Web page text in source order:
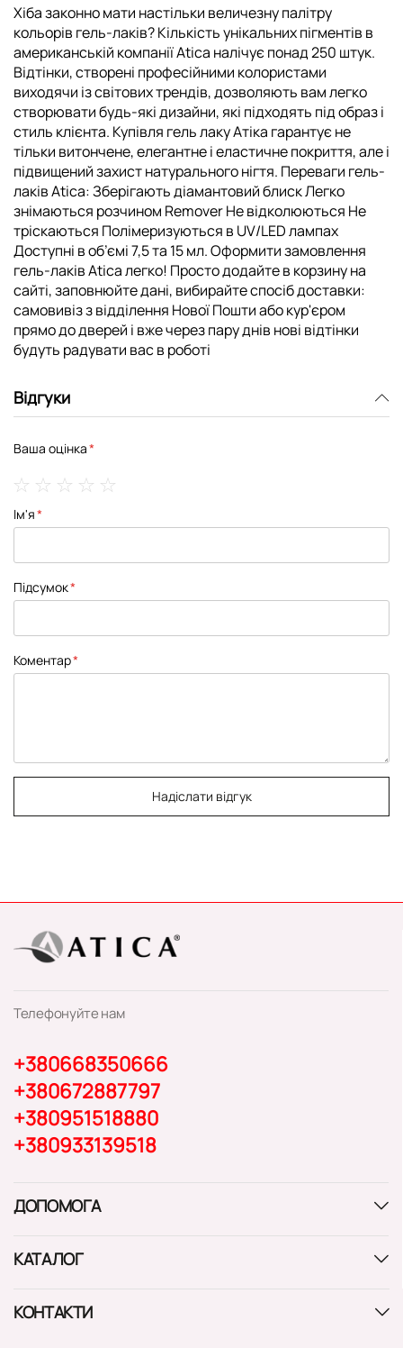
Хіба законно мати настільки величезну палітру
кольорів гель-лаків? Кількість унікальних пігментів в
американській компанії Atica налічує понад 250 штук.
Відтінки, створені професійними колористами
виходячи із світових трендів, дозволяють вам легко
створювати будь-які дизайни, які підходять під образ і
стиль клієнта. Купівля гель лаку Атіка гарантує не
тільки витончене, елегантне і еластичне покриття, але і
підвищений захист натурального нігтя. Переваги гель-
лаків Atica: Зберігають діамантовий блиск Легко
знімаються розчином Remover Не відколюються Не
тріскаються Полімеризуються в UV/LED лампах
Доступні в об’ємі 7,5 та 15 мл. Оформити замовлення
гель-лаків Atica легко! Просто додайте в корзину на
сайті, заповнюйте дані, вибирайте спосіб доставки:
самовивіз з відділення Нової Пошти або кур'єром
прямо до дверей і вже через пару днів нові відтінки
будуть радувати вас в роботі
Відгуки
Ваша оцінка
star
stars
stars
stars
stars
Ім'я
Підсумок
Коментар
Надіслати відгук
Телефонуйте нам
+380668350666
+380672887797
+380951518880
+380933139518
ДОПОМОГА
КАТАЛОГ
КОНТАКТИ